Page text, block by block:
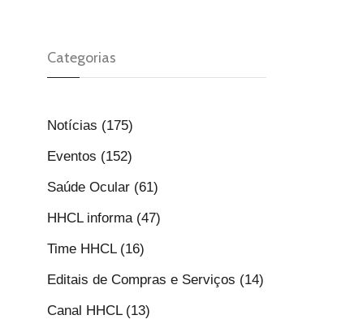
Categorias
Notícias (175)
Eventos (152)
Saúde Ocular (61)
HHCL informa (47)
Time HHCL (16)
Editais de Compras e Serviços (14)
Canal HHCL (13)